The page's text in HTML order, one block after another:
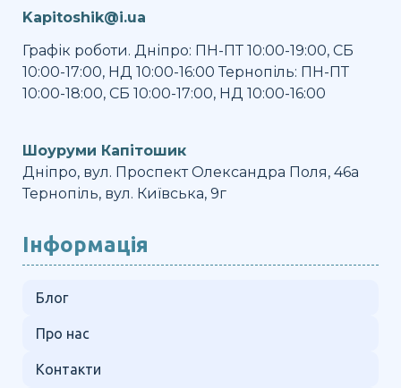
Kapitoshik@i.ua
Графік роботи. Дніпро: ПН-ПТ 10:00-19:00, СБ
10:00-17:00, НД 10:00-16:00 Тернопіль: ПН-ПТ
10:00-18:00, СБ 10:00-17:00, НД 10:00-16:00
Шоуруми Капітошик
Дніпро, вул. Проспект Олександра Поля, 46а
Тернопіль, вул. Київська, 9г
Інформація
Блог
Про нас
Контакти